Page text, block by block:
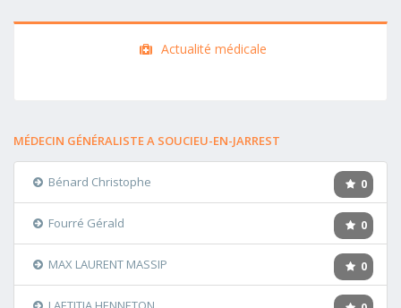
Actualité médicale
MÉDECIN GÉNÉRALISTE A SOUCIEU-EN-JARREST
0
Bénard Christophe
0
Fourré Gérald
0
MAX LAURENT MASSIP